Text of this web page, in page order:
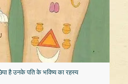
है उनके पति के भविष्‍य का रहस्‍य